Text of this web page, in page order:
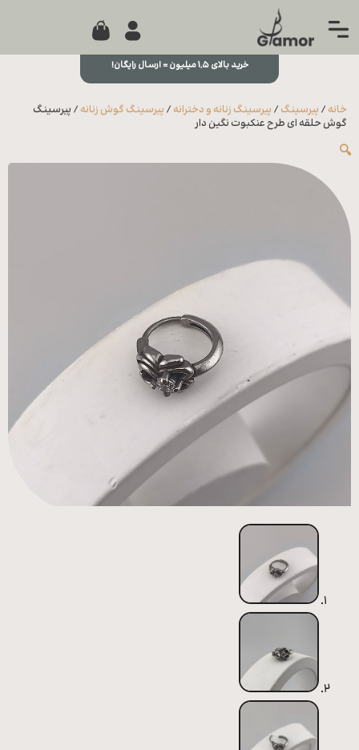
جستجو...
مجله
مندی
ها
متداول
زیورآلات
0
خرید بالای ۱,۵ میلیون = ارسال رایگان!
خانه / پیرسینگ / پیرسینگ زنانه و دخترانه / پیرسینگ گوش زنانه / پیرسینگ
گوش حلقه ای طرح عنکبوت نگین دار
🔍